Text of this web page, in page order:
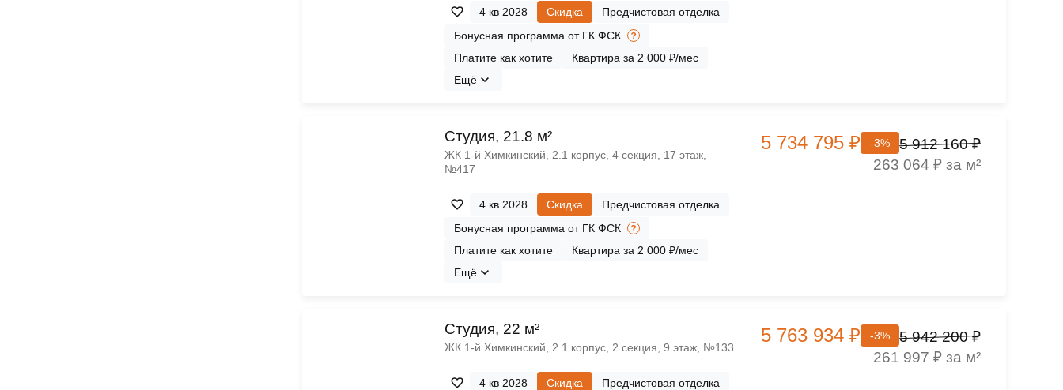
4 кв 2028 Скидка
Предчистовая отделка
Бонусная программа от ГК ФСК
Платите как хотите
Квартира за 2 000 ₽/мес
Ещё
Cтудия, 21.8 м²
ЖК 1‑й Химкинский, 2.1 корпус, 4 секция, 17 этаж,
№417
4 кв 2028 Скидка
Предчистовая отделка
Бонусная программа от ГК ФСК
Платите как хотите
Квартира за 2 000 ₽/мес
Ещё
5 734 795 ₽ -3%
5 912 160 ₽
263 064 ₽ за м²
Cтудия, 22 м²
ЖК 1‑й Химкинский, 2.1 корпус, 2 секция, 9 этаж, №133
4 кв 2028 Скидка
Предчистовая отделка
5 763 934 ₽ -3%
5 942 200 ₽
261 997 ₽ за м²